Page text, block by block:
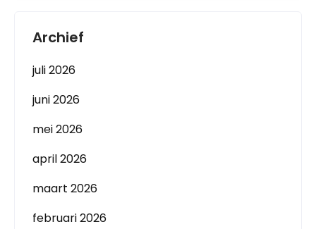
Archief
juli 2026
juni 2026
mei 2026
april 2026
maart 2026
februari 2026